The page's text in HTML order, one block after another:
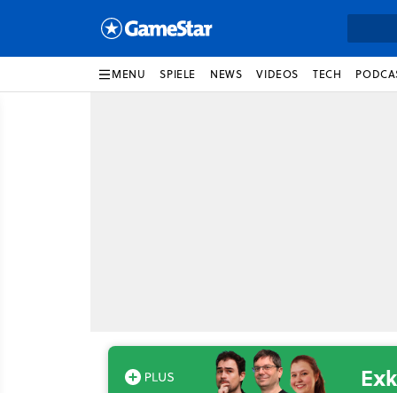
MENU SPIELE NEWS VIDEOS TECH